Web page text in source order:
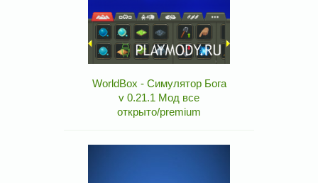
WorldBox - Симулятор Бога
v 0.21.1 Мод все
открыто/premium